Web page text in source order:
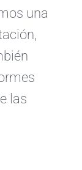
una
las